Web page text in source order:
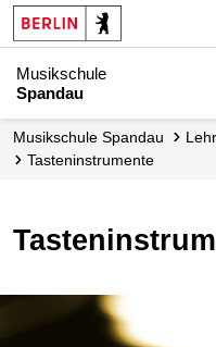
Musikschule
Spandau
Musikschule Spandau
Tasten­instrumente